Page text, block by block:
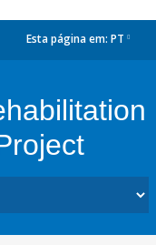
Esta página em: PT